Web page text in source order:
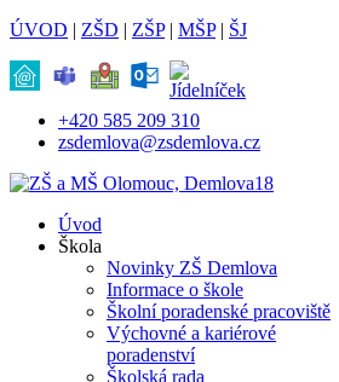
ÚVOD | ZŠD | ZŠP| MŠP| ŠJ
+420 585 209 310
zsdemlova@zsdemlova.cz
Úvod
Škola
Novinky ZŠ Demlova
Informace o škole
Školní poradenské pracoviště
Výchovné a kariérové
poradenství
Školská rada